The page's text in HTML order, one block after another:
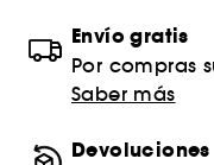
Envío gratis
Por compras
Saber más
Devoluciones